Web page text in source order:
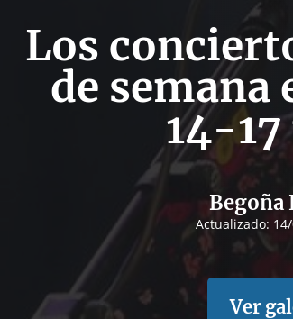
Los
de semana
14-
Begoña
Actualizado:
Ver